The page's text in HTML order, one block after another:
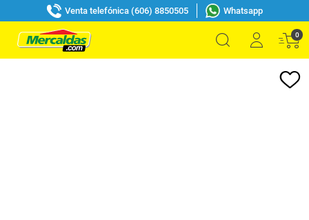
Venta telefónica (606) 8850505 Whatsapp
0